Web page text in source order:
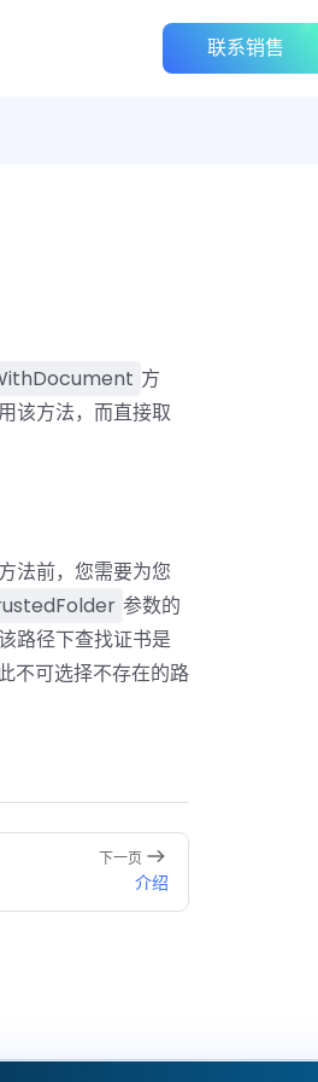
联系销售
方
该方法，而直接取
方法前，您需要为您
参数的
路径下查找证书是
不可选择不存在的路
下一页
介绍